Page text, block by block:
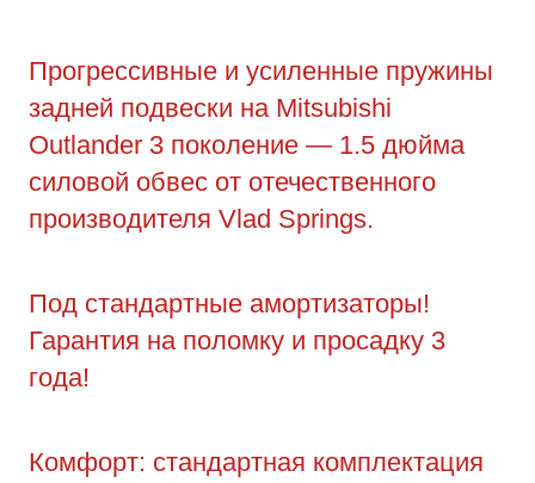
Прогрессивные и усиленные пружины
задней подвески на Mitsubishi
Outlander 3 поколение — 1.5 дюйма
силовой обвес от отечественного
производителя Vlad Springs.
Под стандартные амортизаторы!
Гарантия на поломку и просадку 3
года!
Комфорт: стандартная комплектация